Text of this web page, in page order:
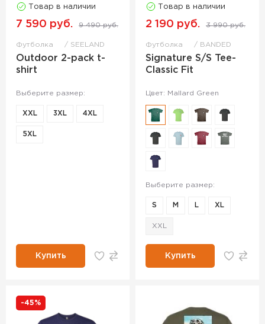
Товар в наличии
7 590 руб. 9 490 руб.
Футболка SEELAND
Outdoor 2-pack t-
shirt
Выберите размер:
XXL 3XL 4XL
5XL
Купить
Товар в наличии
2 190 руб. 3 990 руб.
Футболка BANDED
Signature S/S Tee-
Classic Fit
Цвет: Mallard Green
Выберите размер:
S M L XL
XXL
Купить
-45%